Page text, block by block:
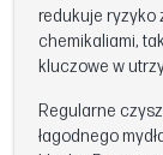
redukuje ryzyko
chemikaliami,
kluczowe w
Regularne
łagodnego